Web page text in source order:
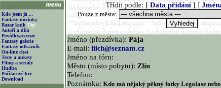
Kdo jsem já ...
Fantasy novinky
Bazar knih Tip!
Autoři a díla
Povídky,recenze
Fantasy galerie
Fantasy odkazník
On-line chat
Testy a ankety
Filmy a seriály
Hudba
Počítačové hry
Download
Třídit podle: [ Data přidání] [
Pouze z města:
Jméno (přezdívka): Pája
E-mail: iiich@seznam.cz
Jméno na fóru:
Město (místo pobytu): Zlín
Telefon:
Poznámka: Kdo má nějaký pěkný fotky Legolase